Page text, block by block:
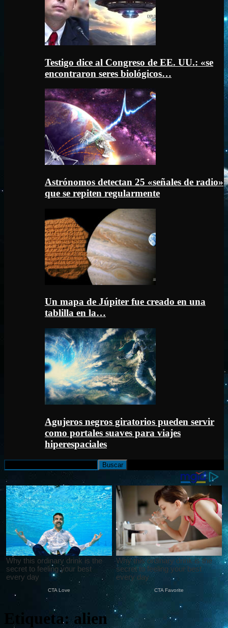
Testigo dice al Congreso de EE. UU.: «se
encontraron seres biológicos…
Astrónomos detectan 25 «señales de radio»
que se repiten regularmente
Un mapa de Júpiter fue creado en una
tablilla en la…
Agujeros negros giratorios pueden servir
como portales suaves para viajes
hiperespaciales
Etiqueta: alien